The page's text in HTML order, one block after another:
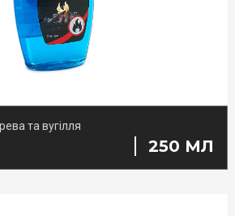
та вугілля
250 МЛ